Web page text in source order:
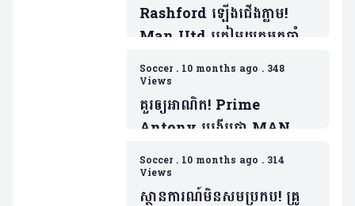
Rashford ឡើងជើងភ្លាម!
Man Utd ត្រៀមយកអ្នកចាំទី
ដ៏ឆ្នើមម្នាក់របស់ Barca ជា
ថ្នូរទិញលក់ផ្ដាច់កុងត្រា
Soccer. 10 months ago . 348
Views
គួរឲ្យអាណិត! Prime
Antony បង្ហើបថា MAN
UTD ធ្វើរឿងមួយដាក់ ដែលជា
ទង្វើមិនផ្តល់តម្លៃឲ្យខ្លួន
Soccer. 10 months ago . 314
Views
ស្ថានការណ៍មិនសមប្រកប! គ្រូ